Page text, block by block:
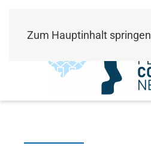
Zum Hauptinhalt springen